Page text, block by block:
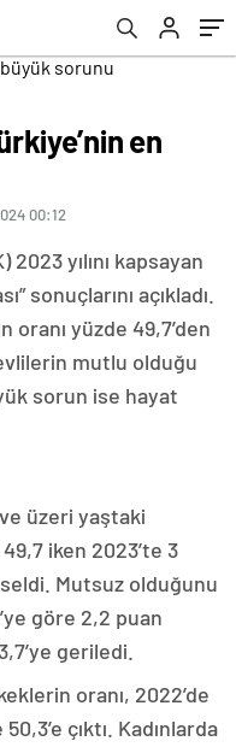
en
00:12
yılını kapsayan
sonuçlarını açıkladı.
oranı yüzde 49,7’den
mutlu olduğu
sorun ise hayat
üzeri yaştaki
iken 2023’te 3
Mutsuz olduğunu
göre 2,2 puan
geriledi.
oranı, 2022’de
çıktı. Kadınlarda